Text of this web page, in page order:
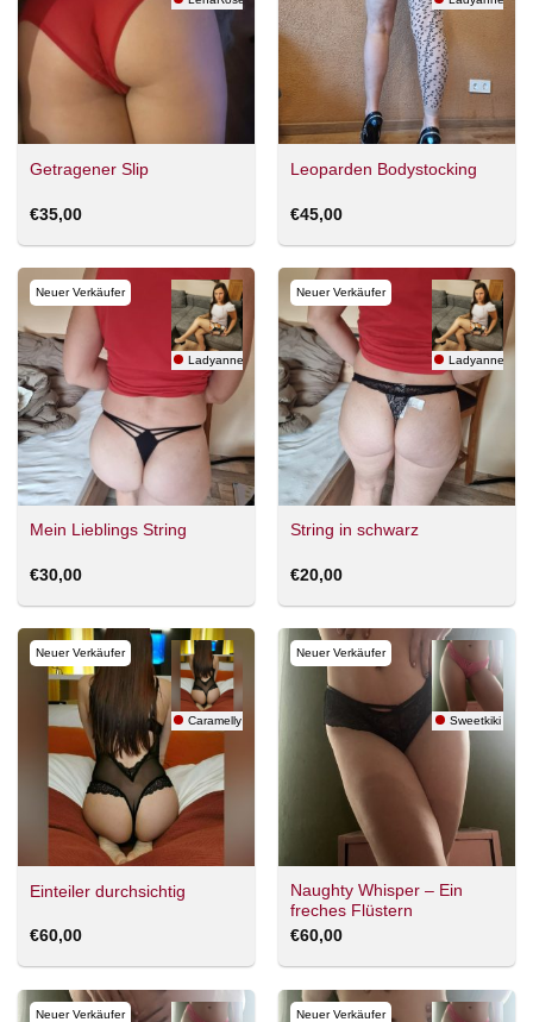
Getragener Slip
€35,00
Leoparden Bodystocking
€45,00
Neuer Verkäufer
Ladyanne8700
Mein Lieblings String
€30,00
Neuer Verkäufer
Ladyanne8700
String in schwarz
€20,00
Neuer Verkäufer
Caramelly
Einteiler durchsichtig
€60,00
Neuer Verkäufer
Sweetkiki
Naughty Whisper – Ein
freches Flüstern
€60,00
Neuer Verkäufer Neuer Verkäufer